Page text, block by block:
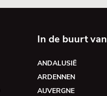
In de buurt van
ANDALUSIË
ARDENNEN
AUVERGNE